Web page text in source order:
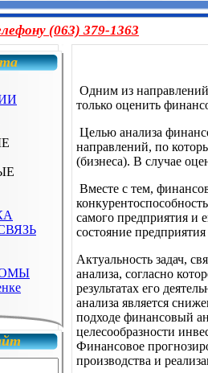
(063) 379-1363
Одним из
только оценить
Целью анализа
направлений, по
(бизнеса). В случае
Вместе с тем,
самого предприятия и
состояние
Актуальность задач,
анализа, согласно
результатах его
анализа является
подходе финансовый
целесообразности
Финансовое
производства и